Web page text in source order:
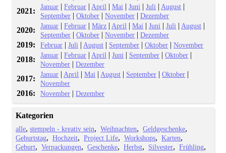
2021: Januar |Februar | April |Mai |Juni |Juli | August |
September |Oktober |November |Dezember
2020: Januar |Februar |März | April |Mai |Juni |Juli | August |
September |Oktober |November |Dezember
2019: Februar |Juli | August | September |Oktober |November
2018: Januar |Februar | April |Juni | September |Oktober |
November |Dezember
2017: Januar | April |Mai | August | September |Oktober |
November
2016: November |Dezember
Kategorien
alle stempeln - kreativ sein Weihnachten
Geldgeschenke
Geburtstag
Hochzeit Project Life Workshops
Karten
Geburt
Verpackungen Geschenke Herbst Silvester
Frühling